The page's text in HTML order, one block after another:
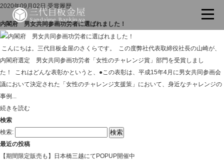
2020年09月02日 受賞履歴
内閣府 男女共同参画功労者に選ばれました！
こんにちは。三代目板金屋のさくらです。 この度弊社代表取締役社長の山崎が、
内閣府選定 男女共同参画功労者「女性のチャレンジ賞」部門を受賞しまし
た！ これはどんな表彰かというと、●この表彰は、平成15年4月に男女共同参画会
議において決定された「女性のチャレンジ支援策」において、身近なチャレンジの
事例...
続きを読む
検索
検索:
最近の投稿
【期間限定販売も】日本橋三越にてPOPUP開催中